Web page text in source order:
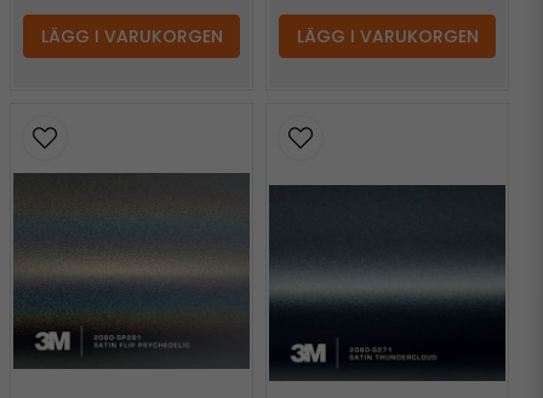
LÄGG I VARUKORGEN LÄGG I VARUKORGEN